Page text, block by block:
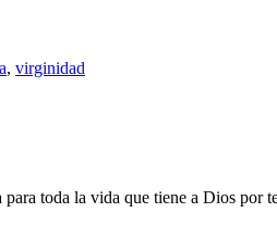
, virginidad
toda la vida que tiene a Dios por